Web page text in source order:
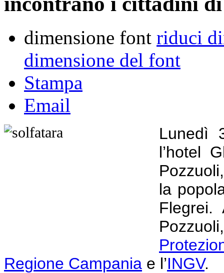
dimensione font riduci
dimensione del font
Stampa
Email
Lunedì
l’hotel
la
Flegrei.
Regione Campania e l’INGV.